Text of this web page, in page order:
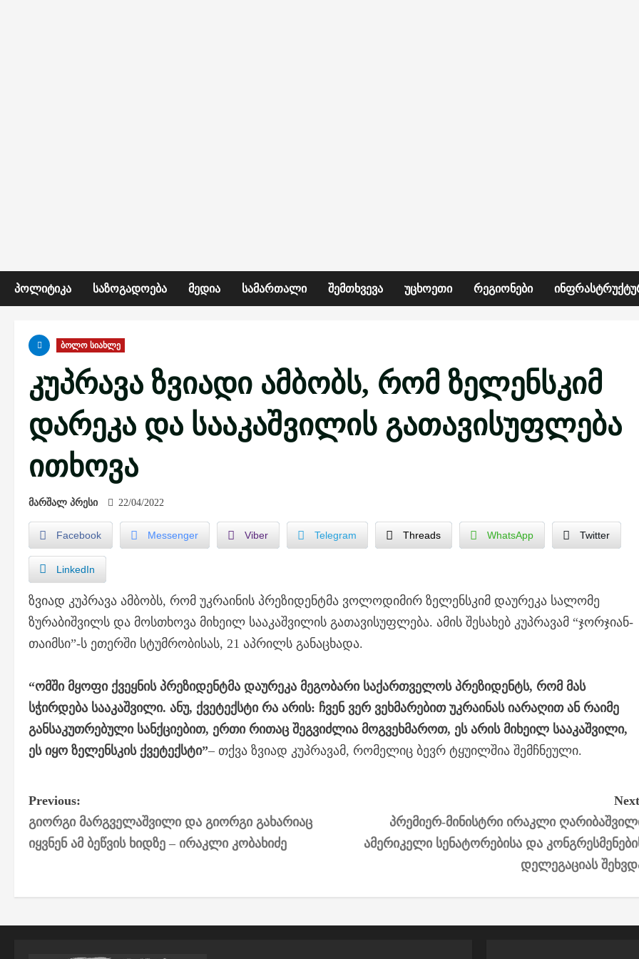
ᲞᲝᲚᲘᲢᲘᲙᲐ ᲡᲐᲖᲝᲒᲐᲓᲝᲔᲑᲐ ᲛᲔᲓᲘᲐ ᲡᲐᲛᲐᲠᲗᲐᲚᲘ ᲨᲔᲛᲗᲮᲕᲔᲕᲐ ᲣᲪᲮᲝᲔᲗᲘ ᲠᲔᲒᲘᲝᲜᲔᲑᲘ
ბოლო სიახლე
კუპრავა ზვიადი ამბობს, რომ ზელენსკიმ
დარეკა და სააკაშვილის გათავისუფლება
ითხოვა
მარშალ პრესი 22/04/2022
Facebook Messenger Viber Telegram Threads WhatsApp Twitter
LinkedIn
ზვიად კუპრავა ამბობს, რომ უკრაინის პრეზიდენტმა ვოლოდიმირ ზელენსკიმ დაურეკა სალომე
ზურაბიშვილს და მოსთხოვა მიხეილ სააკაშვილის გათავისუფლება. ამის შესახებ კუპრავამ “ჯორჯიან-
თაიმსი”-ს ეთერში სტუმრობისას, 21 აპრილს განაცხადა.
“ომში მყოფი ქვეყნის პრეზიდენტმა დაურეკა მეგობარი საქართველოს პრეზიდენტს, რომ მას
სჭირდება სააკაშვილი. ანუ, ქვეტექსტი რა არის: ჩვენ ვერ ვეხმარებით უკრაინას იარაღით ან რაიმე
განსაკუთრებული სანქციებით, ერთი რითაც შეგვიძლია მოგვეხმაროთ, ეს არის მიხეილ სააკაშვილი,
ეს იყო ზელენსკის ქვეტექსტი”– თქვა ზვიად კუპრავამ, რომელიც ბევრ ტყუილშია შემჩნეული.
P
o
t
n
Previous:
გიორგი მარგველაშვილი და გიორგი გახარიაც
იყვნენ ამ ბეწვის ხიდზე – ირაკლი კობახიძე
პრემიერ-მინისტრი ირაკლი
ამერიკელი სენატორებისა და
დელეგაციას